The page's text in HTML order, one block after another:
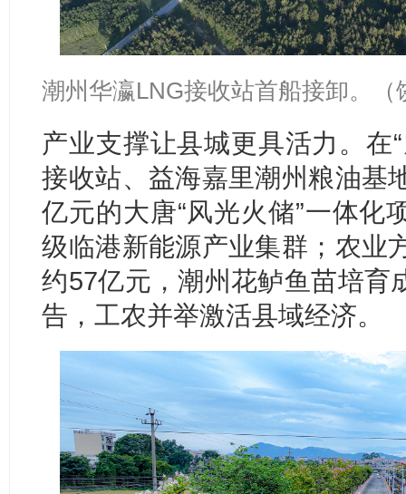
潮州华瀛LNG接收站首船接卸。（
产业支撑让县城更具活力。在
接收站、益海嘉里潮州粮油基
亿元的大唐“风光火储”一体化
级临港新能源产业集群；农业
约57亿元，潮州花鲈鱼苗培育
告，工农并举激活县域经济。